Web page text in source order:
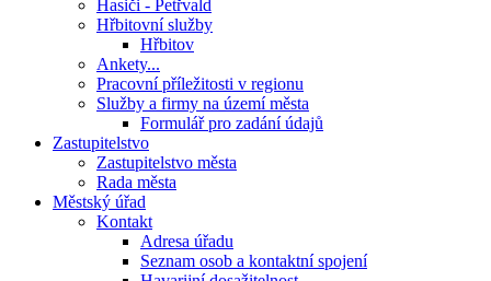
Hasiči - Petřvald
Hřbitovní služby
Hřbitov
Ankety...
Pracovní příležitosti v regionu
Služby a firmy na území města
Formulář pro zadání údajů
Zastupitelstvo
Zastupitelstvo města
Rada města
Městský úřad
Kontakt
Adresa úřadu
Seznam osob a kontaktní spojení